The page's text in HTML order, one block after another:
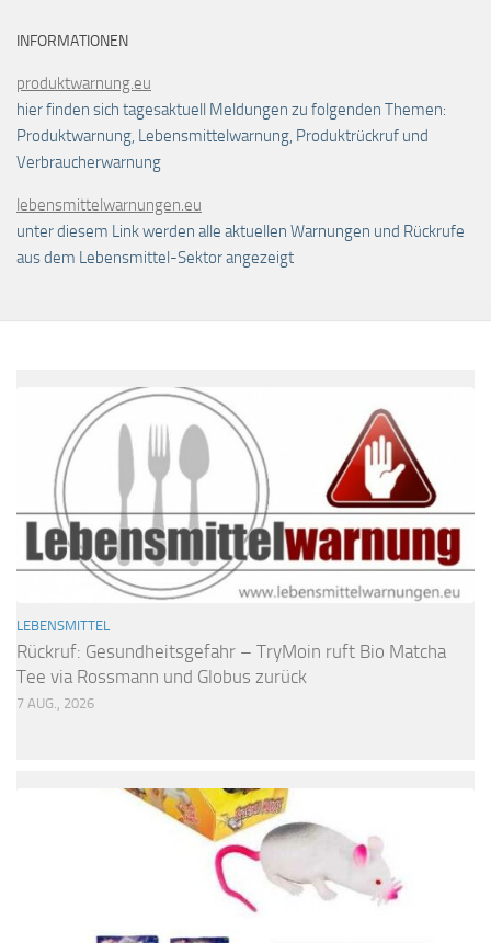
INFORMATIONEN
produktwarnung.eu
hier finden sich tagesaktuell Meldungen zu folgenden Themen:
Produktwarnung, Lebensmittelwarnung, Produktrückruf und
Verbraucherwarnung
lebensmittelwarnungen.eu
unter diesem Link werden alle aktuellen Warnungen und Rückrufe
aus dem Lebensmittel-Sektor angezeigt
LEBENSMITTEL
Rückruf: Gesundheitsgefahr – TryMoin ruft Bio Matcha
Tee via Rossmann und Globus zurück
7 AUG., 2026